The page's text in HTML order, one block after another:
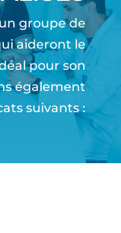
groupe de
aideront le
pour son
également
suivants :